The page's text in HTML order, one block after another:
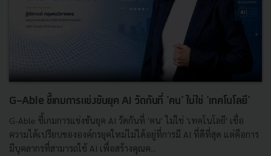
G-Able ชี้เกมการแข่งขันยุค AI วัดกันที่ 'คน' ไม่ใช่ 'เทคโนโลยี'
G-Able ชี้เกมการแข่งขันยุค AI วัดกันที่ 'คน' ไม่ใช่ 'เทคโนโลยี' เชื่อ
ความได้เปรียบขององค์กรยุคใหม่ไม่ได้อยู่ที่การมี AI ที่ดีที่สุด แต่คือการ
มีบุคลากรที่สามารถใช้ AI เพื่อสร้างคุณค...